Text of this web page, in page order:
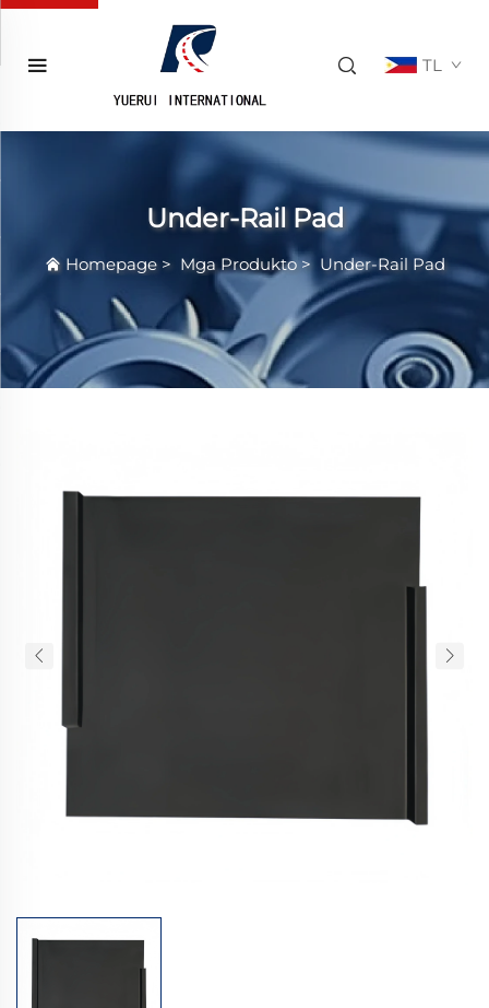
TL
Under-Rail Pad
Homepage> Mga Produkto> Under-Rail Pad